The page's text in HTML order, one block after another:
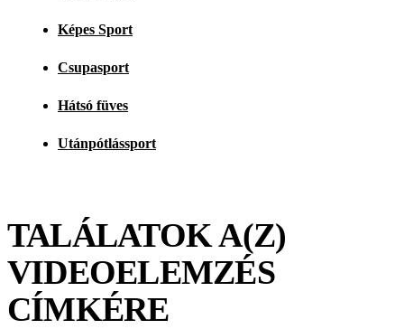
Képes Sport
Csupasport
Hátsó füves
Utánpótlássport
TALÁLATOK A(Z)
VIDEOELEMZÉS
CÍMKÉRE